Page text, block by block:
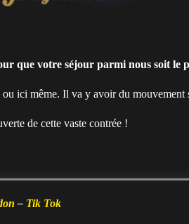
que votre séjour parmi nous soit le
ou ici même. Il va y avoir du mouvement
de cette vaste contrée !
– Tik Tok